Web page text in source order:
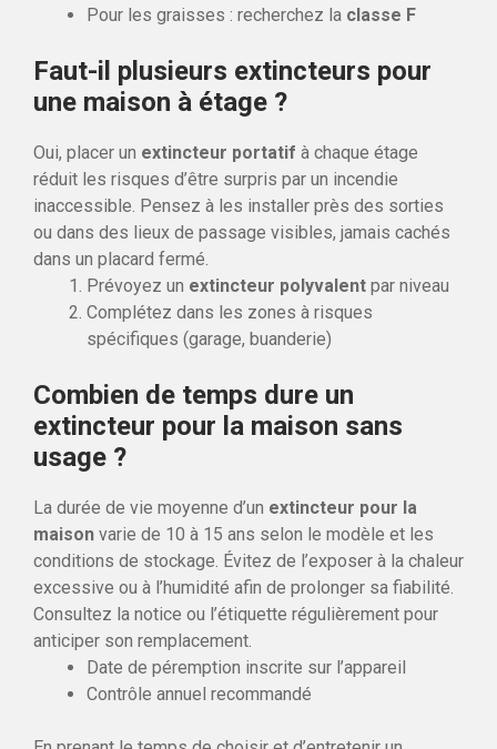
Pour les graisses : recherchez la classe F
Faut-il plusieurs extincteurs pour
une maison à étage ?
Oui, placer un extincteur portatif à chaque étage
réduit les risques d’être surpris par un incendie
inaccessible. Pensez à les installer près des sorties
ou dans des lieux de passage visibles, jamais cachés
dans un placard fermé.
Prévoyez un extincteur polyvalent par niveau
Complétez dans les zones à risques
spécifiques (garage, buanderie)
Combien de temps dure un
extincteur pour la maison sans
usage ?
La durée de vie moyenne d’un extincteur pour la
maison varie de 10 à 15 ans selon le modèle et les
conditions de stockage. Évitez de l’exposer à la chaleur
excessive ou à l’humidité afin de prolonger sa fiabilité.
Consultez la notice ou l’étiquette régulièrement pour
anticiper son remplacement.
Date de péremption inscrite sur l’appareil
Contrôle annuel recommandé